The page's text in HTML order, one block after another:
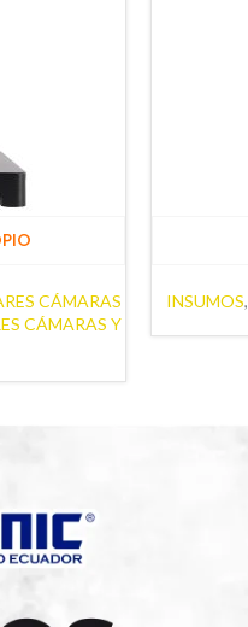
CÁMARAS
CÁMARAS Y
INSUMOS,